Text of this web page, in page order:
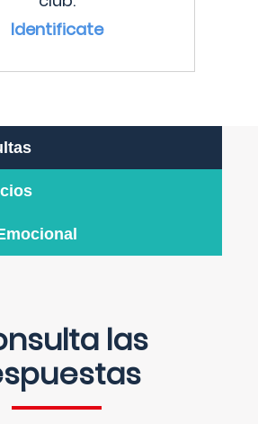
Identificate
las